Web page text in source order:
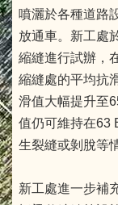
噴灑於各種道路
放通車。新工處
縮縫進行試辦，
縮縫處的平均抗
滑值大幅提升至
值仍可維持在63
生裂縫或剝脫等
新工處進一步補